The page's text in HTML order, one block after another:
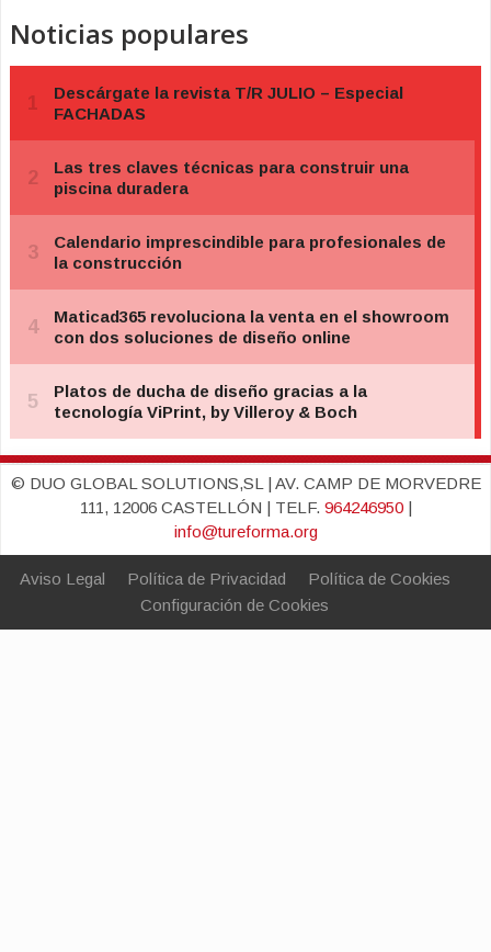
Noticias populares
© DUO GLOBAL SOLUTIONS,SL | AV. CAMP DE MORVEDRE
111, 12006 CASTELLÓN | TELF. 964246950|
info@tureforma.org
Aviso Legal Política de Privacidad
Política de Cookies
Configuración de Cookies